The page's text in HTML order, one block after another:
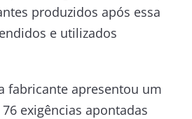
produzidos após essa
e utilizados
fabricante apresentou um
exigências apontadas